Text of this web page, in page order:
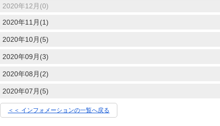
2020年12月(0)
2020年11月(1)
2020年10月(5)
2020年09月(3)
2020年08月(2)
2020年07月(5)
＜＜ インフォメーションの一覧へ戻る